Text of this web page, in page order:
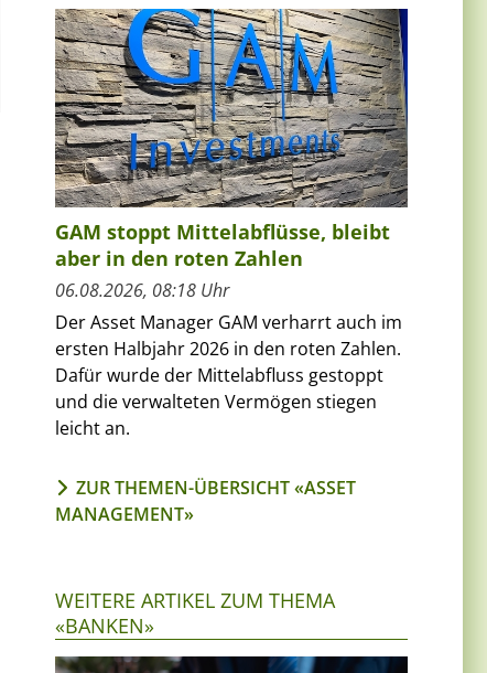
GAM stoppt Mittelabflüsse, bleibt
aber in den roten Zahlen
06.08.2026, 08:18 Uhr
Der Asset Manager GAM verharrt auch im
ersten Halbjahr 2026 in den roten Zahlen.
Dafür wurde der Mittelabfluss gestoppt
und die verwalteten Vermögen stiegen
leicht an.
ZUR THEMEN-ÜBERSICHT «ASSET
MANAGEMENT»
WEITERE ARTIKEL ZUM THEMA
«BANKEN»